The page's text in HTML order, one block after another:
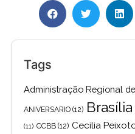
Tags
Administração Regional
ANIVERSARIO (12) Brasília
(11) CCBB (12) Cecilia